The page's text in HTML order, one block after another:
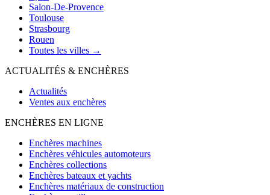
Salon-De-Provence
Toulouse
Strasbourg
Rouen
Toutes les villes →
ACTUALITÉS & ENCHÈRES
Actualités
Ventes aux enchères
ENCHÈRES EN LIGNE
Enchères machines
Enchères véhicules automoteurs
Enchères collections
Enchères bateaux et yachts
Enchères matériaux de construction